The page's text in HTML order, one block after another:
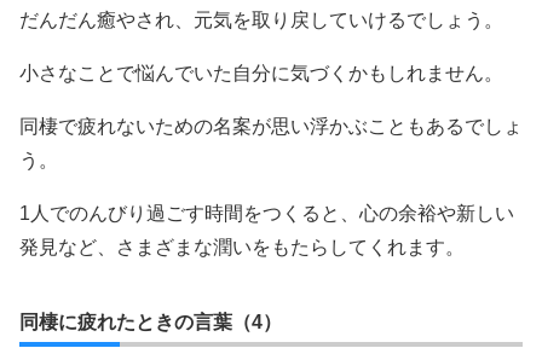
だんだん癒やされ、元気を取り戻していけるでしょう。
小さなことで悩んでいた自分に気づくかもしれません。
同棲で疲れないための名案が思い浮かぶこともあるでしょ
う。
1人でのんびり過ごす時間をつくると、心の余裕や新しい
発見など、さまざまな潤いをもたらしてくれます。
同棲に疲れたときの言葉（4）